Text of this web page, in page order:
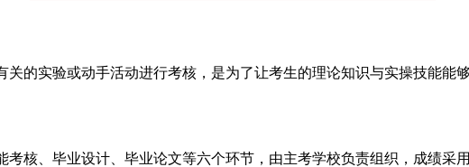
实验或动手活动进行考核，是为了让考生的理论知识与实操技能能
、毕业设计、毕业论文等六个环节，由主考学校负责组织，成绩采